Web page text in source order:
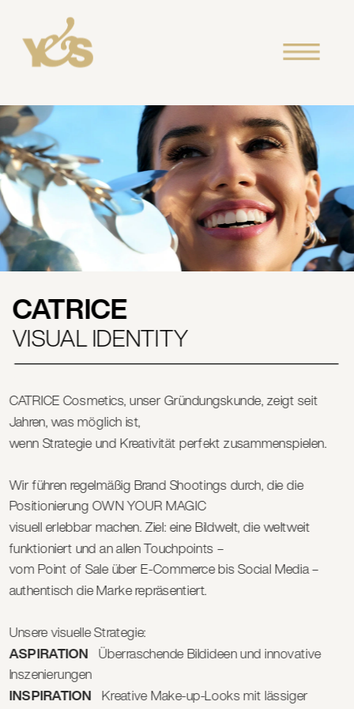
CATRICE
VISUAL IDENTITY
CATRICE Cosmetics, unser Gründungskunde, zeigt seit
Jahren, was möglich ist,
wenn Strategie und Kreativität perfekt zusammenspielen.
Wir führen regelmäßig Brand Shootings durch, die die
Positionierung OWN YOUR MAGIC
visuell erlebbar machen. Ziel: eine Bildwelt, die weltweit
funktioniert und an allen Touchpoints –
vom Point of Sale über E-Commerce bis Social Media –
authentisch die Marke repräsentiert.
Unsere visuelle Strategie:
ASPIRATION
   Überraschende Bildideen und innovative
Inszenierungen
INSPIRATION
  Kreative Make-up-Looks mit lässiger